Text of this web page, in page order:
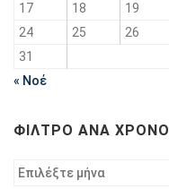
17
18 19
24
25 26
31
« Νοέ
ΦΊΛΤΡΟ ΑΝΆ
Φίλτρο